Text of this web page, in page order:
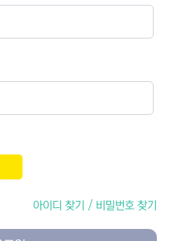
아이디 찾기 / 비밀번호 찾기